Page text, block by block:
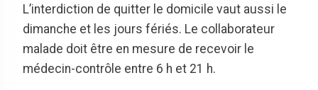
L’interdiction de quitter le domicile vaut aussi le
dimanche et les jours fériés. Le collaborateur
malade doit être en mesure de recevoir le
médecin-contrôle entre 6 h et 21 h.